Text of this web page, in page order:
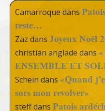
Camarroque dans
reste…
Zaz dans Joyeux Noël
christian anglade dans
ENSEMBLE ET
Schein dans «Quand
sors mon revolver»
steffdans Patois